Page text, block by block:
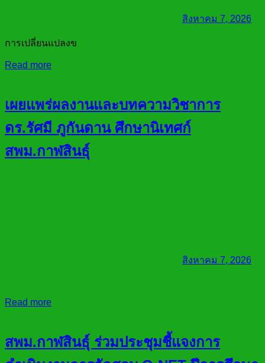
สิงหาคม 7, 2026
การเปลี่ยนแปลงข
Read more
เผยแพร่ผลงานและบทความวิชาการ
ดร.รัศมี ภูกันดาน ศึกษานิเทศก์
สพม.กาฬสินธุ์
สิงหาคม 7, 2026
Read more
สพม.กาฬสินธุ์ ร่วมประชุมชี้แจงการ